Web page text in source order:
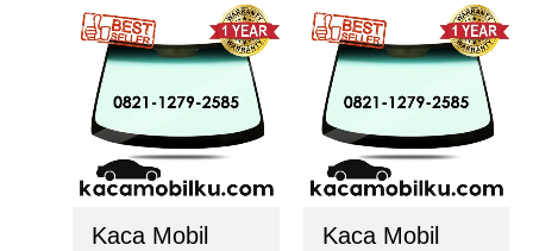
Kaca Mobil
Kaca Mobil